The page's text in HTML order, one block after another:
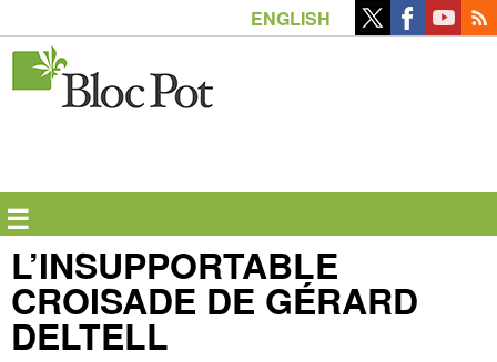
contenu
ENGLISH
☰
L’INSUPPORTABLE
CROISADE DE GÉRARD
DELTELL